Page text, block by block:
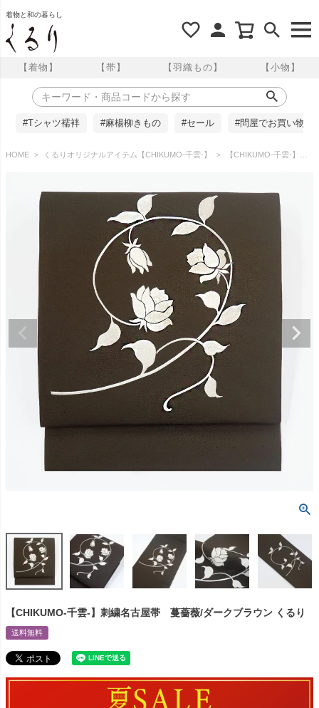
着物と和の暮らし
【着物】 【帯】 【羽織もの】 【小物】
#Tシャツ襦袢 #麻楊柳きもの #セール #問屋でお買い物
HOME くるりオリジナルアイテム【CHIKUMO-千雲-】 【CHIKUMO-千雲-】刺繍名古屋帯 蔓薔薇/ダークブラウン くるり
【CHIKUMO-千雲-】刺繍名古屋帯 蔓薔薇/ダークブラウン くるり
送料無料